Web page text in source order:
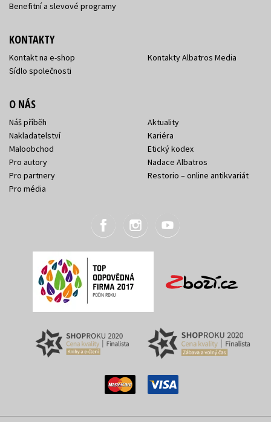
Benefitní a slevové programy
KONTAKTY
Kontakt na e-shop
Sídlo společnosti
Kontakty Albatros Media
O NÁS
Náš příběh
Nakladatelství
Maloobchod
Pro autory
Pro partnery
Pro média
Aktuality
Kariéra
Etický kodex
Nadace Albatros
Restorio – online antikvariát